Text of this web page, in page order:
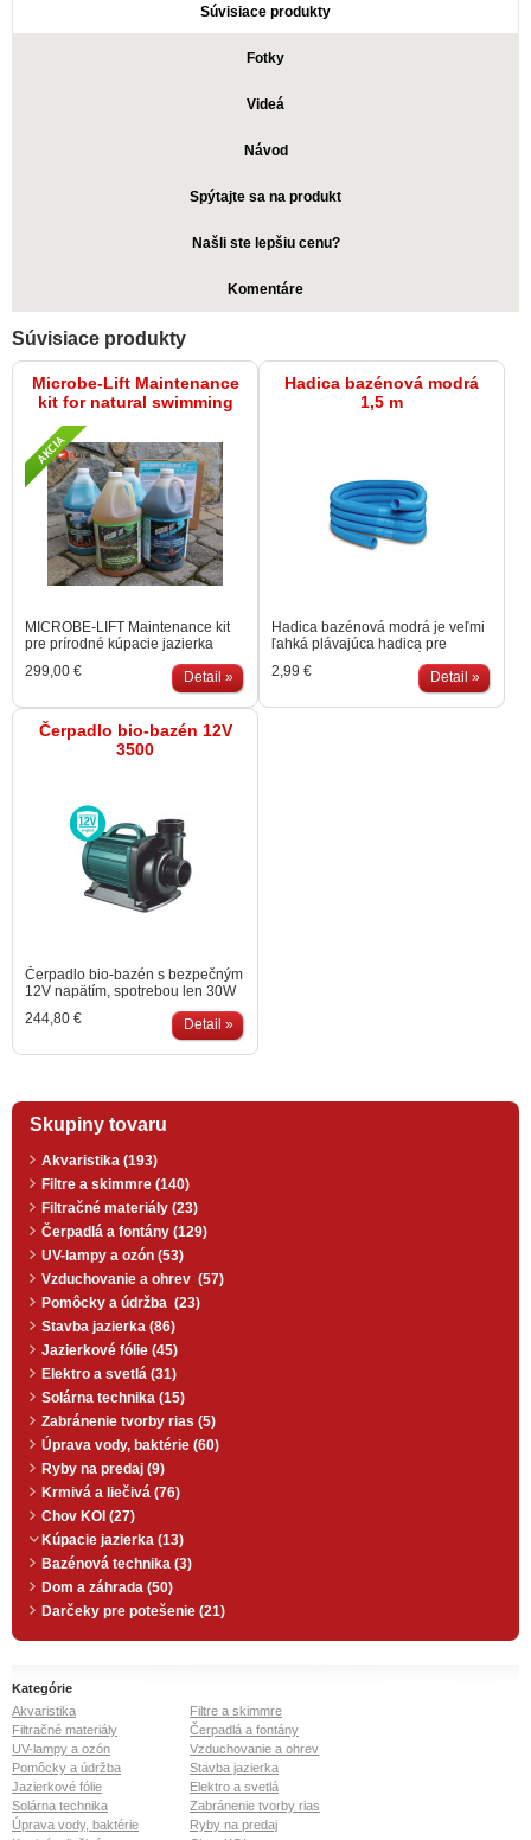
Súvisiace produkty
Fotky
Videá
Návod
Spýtajte sa na produkt
Našli ste lepšiu cenu?
Komentáre
Súvisiace produkty
Microbe-Lift Maintenance
kit for natural swimming
MICROBE-LIFT Maintenance kit
pre prírodné kúpacie jazierka
vylepší kvalitu vody a udrží
kúpacie jazierko do objemu
100.000 litrov čisté po celú
sezónu! Zvýhodnený set
pozostáva z: 2ks Natural Clear 4l,
1ks Natural Algae Control, 1ks
Natural Sludge Reducer 4l
299,00 € Detail »
Hadica bazénová modrá
1,5 m
Hadica bazénová modrá je veľmi
ľahká plávajúca hadica pre
bazénové vysávače. Dĺžku hadice
dodávame v násobkoch 1,5 m.
2,99 € Detail »
Čerpadlo bio-bazén 12V
3500
Čerpadlo bio-bazén s bezpečným
12V napätím, spotrebou len 30W
a prietokom 3,5 m³/hod pre
inštaláciu do kúpacích jazierok a
244,80 € Detail »
Skupiny tovaru
Akvaristika (193)
Filtre a skimmre (140)
Filtračné materiály (23)
Čerpadlá a fontány (129)
UV-lampy a ozón (53)
Vzduchovanie a ohrev (57)
Pomôcky a údržba (23)
Stavba jazierka (86)
Jazierkové fólie (45)
Elektro a svetlá (31)
Solárna technika (15)
Zabránenie tvorby rias (5)
Úprava vody, baktérie (60)
Ryby na predaj (9)
Krmivá a liečivá (76)
Chov KOI (27)
Kúpacie jazierka (13)
Bazénová technika (3)
Dom a záhrada (50)
Darčeky pre potešenie (21)
Kategórie
Akvaristika
Filtre a skimmre
Filtračné materiály
Čerpadlá a fontány
UV-lampy a ozón
Vzduchovanie a ohrev
Pomôcky a údržba
Stavba jazierka
Jazierkové fólie
Elektro a svetlá
Solárna technika
Zabránenie tvorby rias
Úprava vody, baktérie
Ryby na predaj